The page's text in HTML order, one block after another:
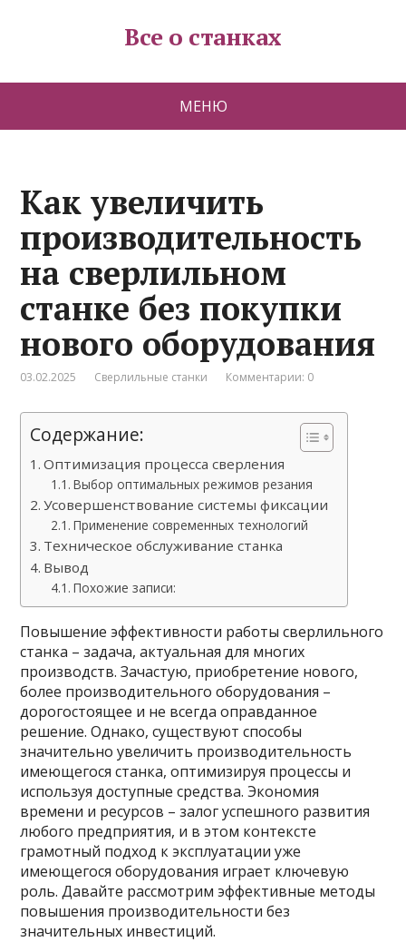
Все о станках
МЕНЮ
Как увеличить
производительность
на сверлильном
станке без покупки
нового оборудования
03.02.2025 Сверлильные станки Комментарии: 0
Содержание:
Оптимизация процесса сверления
Выбор оптимальных режимов резания
Усовершенствование системы фиксации
Применение современных технологий
Техническое обслуживание станка
Вывод
Похожие записи:
Повышение эффективности работы сверлильного
станка – задача, актуальная для многих
производств. Зачастую, приобретение нового,
более производительного оборудования –
дорогостоящее и не всегда оправданное
решение. Однако, существуют способы
значительно увеличить производительность
имеющегося станка, оптимизируя процессы и
используя доступные средства. Экономия
времени и ресурсов – залог успешного развития
любого предприятия, и в этом контексте
грамотный подход к эксплуатации уже
имеющегося оборудования играет ключевую
роль. Давайте рассмотрим эффективные методы
повышения производительности без
значительных инвестиций.